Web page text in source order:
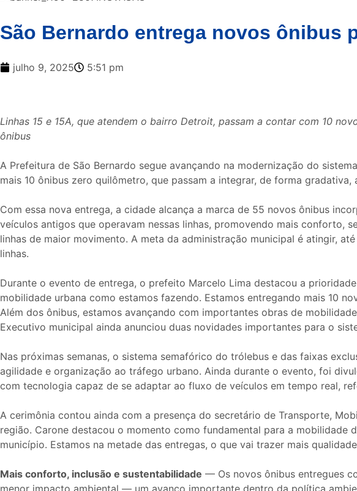
São Bernardo entrega novos ônibus
julho 9, 2025 5:51 pm
Linhas 15 e 15A, que atendem o bairro Detroit, passam a contar com 10
ônibus
A Prefeitura de São Bernardo segue avançando na modernização do
mais 10 ônibus zero quilômetro, que passam a integrar, de forma
Com essa nova entrega, a cidade alcança a marca de 55 novos ônibus
veículos antigos que operavam nessas linhas, promovendo mais conforto,
linhas de maior movimento. A meta da administração municipal é atingir,
linhas.
Durante o evento de entrega, o prefeito Marcelo Lima destacou a
mobilidade urbana como estamos fazendo. Estamos entregando mais 10
Além dos ônibus, estamos avançando com importantes obras de
Executivo municipal ainda anunciou duas novidades importantes para o
Nas próximas semanas, o sistema semafórico do trólebus e das faixas
agilidade e organização ao tráfego urbano. Ainda durante o evento, foi
com tecnologia capaz de se adaptar ao fluxo de veículos em tempo real,
A cerimônia contou ainda com a presença do secretário de Transporte,
região. Carone destacou o momento como fundamental para a mobilidade
município. Estamos na metade das entregas, o que vai trazer mais
Mais conforto, inclusão e sustentabilidade — Os novos ônibus entregues